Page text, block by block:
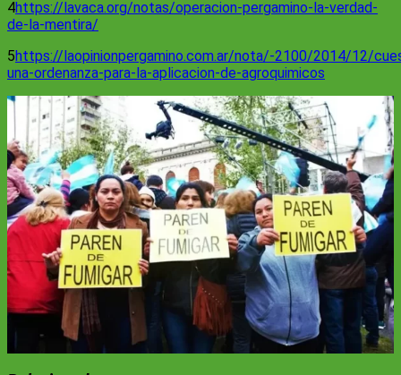
4https://lavaca.org/notas/operacion-pergamino-la-verdad-
de-la-mentira/
5https://laopinionpergamino.com.ar/nota/-2100/2014/12/
una-ordenanza-para-la-aplicacion-de-agroquimicos